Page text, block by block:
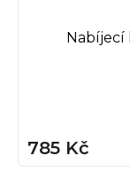
Nabíjecí
785 Kč